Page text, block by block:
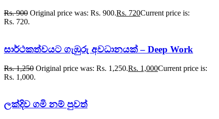
Rs.900 Original price was: Rs. 900.Rs. 720Current price is:
Rs. 720.
සාර්ථකත්වයට ගැඹුරු අවධානයක් – Deep Work
Rs.1,250 Original price was: Rs. 1,250.Rs. 1,000Current price is:
Rs. 1,000.
ලක්දිව ගමි නම් පුවත්